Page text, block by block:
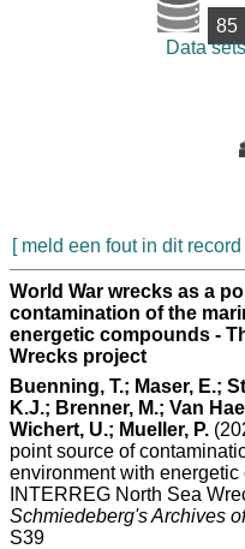
85
Data sets
[ meld een fout in dit record
World War wrecks as a
contamination of the
energetic compounds -
Wrecks project
Buenning, T.; Maser, E.;
K.J.; Brenner, M.; Van
Wichert, U.; Mueller, P.
point source of
environment with
INTERREG North Sea
Schmiedeberg's Archives
S39